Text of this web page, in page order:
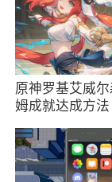
摄时调节滤镜
拍摄完成后可
制作、精细制
作你也可以，
再是难题
2、橙影
件，软件的功
原神罗基艾威
姆成就达成方法